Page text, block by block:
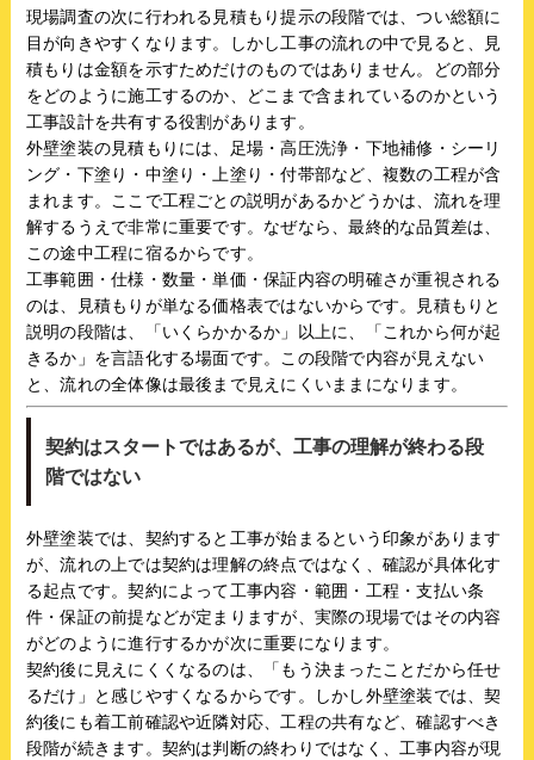
現場調査の次に行われる見積もり提示の段階では、つい総額に
目が向きやすくなります。しかし工事の流れの中で見ると、見
積もりは金額を示すためだけのものではありません。どの部分
をどのように施工するのか、どこまで含まれているのかという
工事設計を共有する役割があります。
外壁塗装の見積もりには、足場・高圧洗浄・下地補修・シーリ
ング・下塗り・中塗り・上塗り・付帯部など、複数の工程が含
まれます。ここで工程ごとの説明があるかどうかは、流れを理
解するうえで非常に重要です。なぜなら、最終的な品質差は、
この途中工程に宿るからです。
工事範囲・仕様・数量・単価・保証内容の明確さが重視される
のは、見積もりが単なる価格表ではないからです。見積もりと
説明の段階は、「いくらかかるか」以上に、「これから何が起
きるか」を言語化する場面です。この段階で内容が見えない
と、流れの全体像は最後まで見えにくいままになります。
契約はスタートではあるが、工事の理解が終わる段
階ではない
外壁塗装では、契約すると工事が始まるという印象があります
が、流れの上では契約は理解の終点ではなく、確認が具体化す
る起点です。契約によって工事内容・範囲・工程・支払い条
件・保証の前提などが定まりますが、実際の現場ではその内容
がどのように進行するかが次に重要になります。
契約後に見えにくくなるのは、「もう決まったことだから任せ
るだけ」と感じやすくなるからです。しかし外壁塗装では、契
約後にも着工前確認や近隣対応、工程の共有など、確認すべき
段階が続きます。契約は判断の終わりではなく、工事内容が現